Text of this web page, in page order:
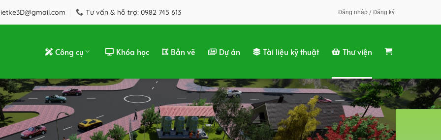
Tư vấn & hỗ trợ: 0982 745 613 Đăng nhập / Đăng ký
Công cụ Khóa học Bản vẽ Dự án Tài liệu kỹ thuật Thư viện